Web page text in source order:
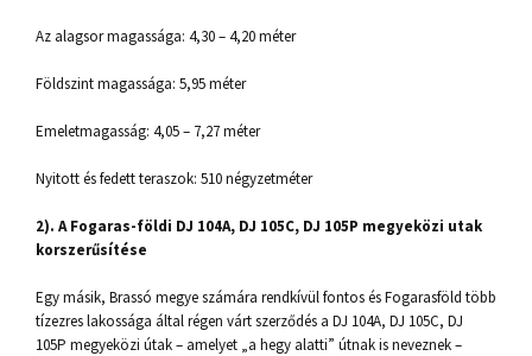
Az alagsor magassága: 4,30 – 4,20 méter
Földszint magassága: 5,95 méter
Emeletmagasság: 4,05 – 7,27 méter
Nyitott és fedett teraszok: 510 négyzetméter
2). A Fogaras-földi DJ 104A, DJ 105C, DJ 105P megyeközi utak
korszerűsítése
Egy másik, Brassó megye számára rendkívül fontos és Fogarasföld több
tízezres lakossága által régen várt szerződés a DJ 104A, DJ 105C, DJ
105P megyeközi útak – amelyet „a hegy alatti” útnak is neveznek –